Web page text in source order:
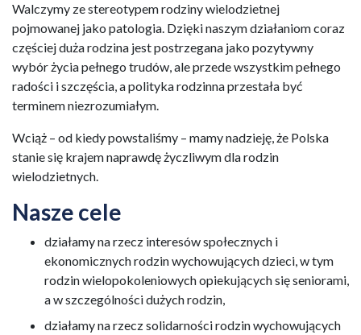
Walczymy ze stereotypem rodziny wielodzietnej
pojmowanej jako patologia. Dzięki naszym działaniom coraz
częściej duża rodzina jest postrzegana jako pozytywny
wybór życia pełnego trudów, ale przede wszystkim pełnego
radości i szczęścia, a polityka rodzinna przestała być
terminem niezrozumiałym.
Wciąż – od kiedy powstaliśmy – mamy nadzieję, że Polska
stanie się krajem naprawdę życzliwym dla rodzin
wielodzietnych.
Nasze cele
działamy na rzecz interesów społecznych i
ekonomicznych rodzin wychowujących dzieci, w tym
rodzin wielopokoleniowych opiekujących się seniorami,
a w szczególności dużych rodzin,
działamy na rzecz solidarności rodzin wychowujących